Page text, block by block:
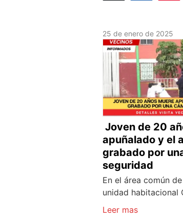
25 de enero de 2025
Joven de 20
apuñalado y el
grabado por
seguridad
En el área común
unidad habitacional
Leer mas